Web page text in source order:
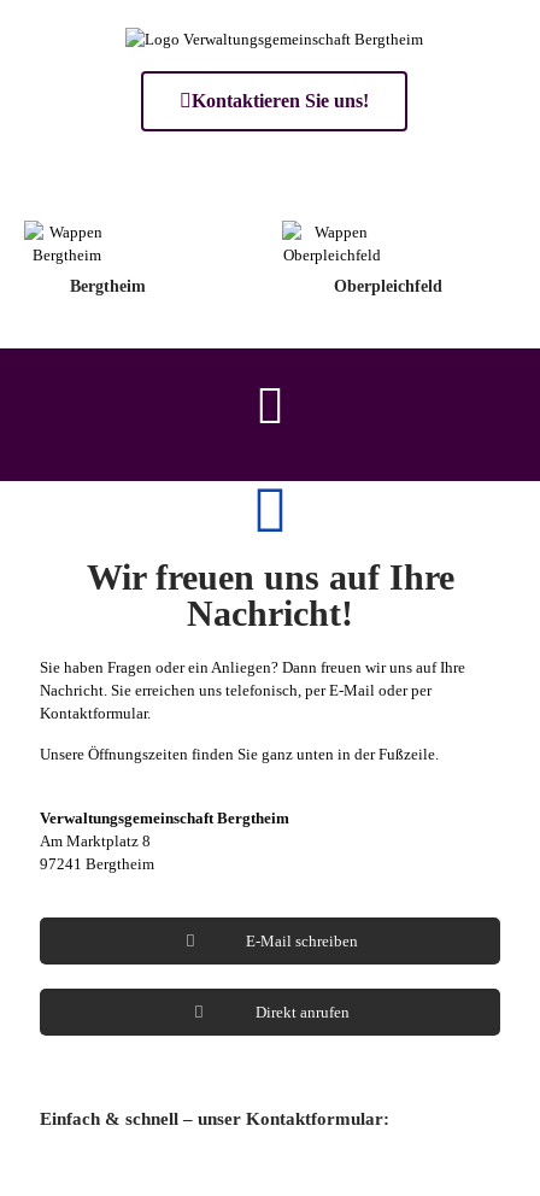
Kontaktieren Sie uns!
Bergtheim Oberpleichfeld
Wir freuen uns auf Ihre
Nachricht!
Sie haben Fragen oder ein Anliegen? Dann freuen wir uns auf Ihre
Nachricht. Sie erreichen uns telefonisch, per E-Mail oder per
Kontaktformular.
Unsere Öffnungszeiten finden Sie ganz unten in der Fußzeile.
Verwaltungsgemeinschaft Bergtheim
Am Marktplatz 8
97241 Bergtheim
E-Mail schreiben
Direkt anrufen
Einfach & schnell – unser Kontaktformular: